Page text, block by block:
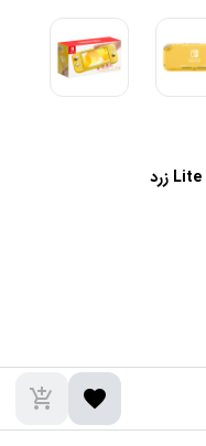
add_shopping_cart favorite